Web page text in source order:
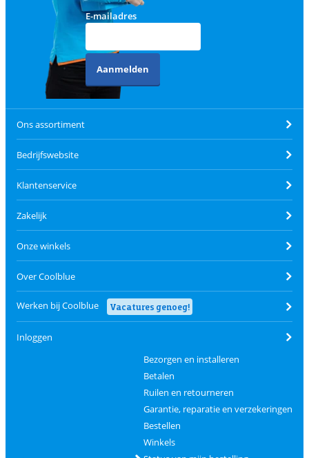
E-mailadres
Aanmelden
Ons assortiment
Bedrijfswebsite
Klantenservice
Zakelijk
Onze winkels
Over Coolblue
Werken bij Coolblue Vacatures genoeg!
Inloggen
Bezorgen en installeren
Betalen
Ruilen en retourneren
Garantie, reparatie en verzekeringen
Bestellen
Winkels